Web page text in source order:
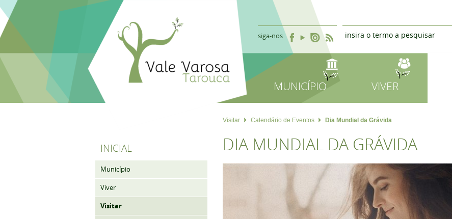
siga-nos
MUNICÍPIO VIVER
INICIAL
Município
Viver
Visitar
Visitar Calendário de Eventos Dia Mundial da Grávida
DIA MUNDIAL DA GRÁVIDA